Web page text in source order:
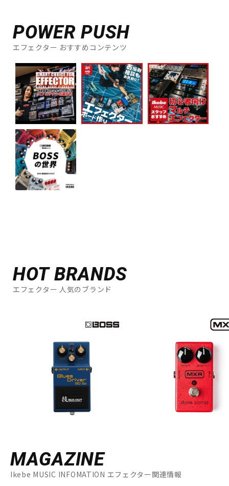
POWER PUSH
エフェクター おすすめコンテンツ
HOT BRANDS
エフェクター 人気のブランド
MAGAZINE
Ikebe MUSIC INFOMATION エフェクター関連情報